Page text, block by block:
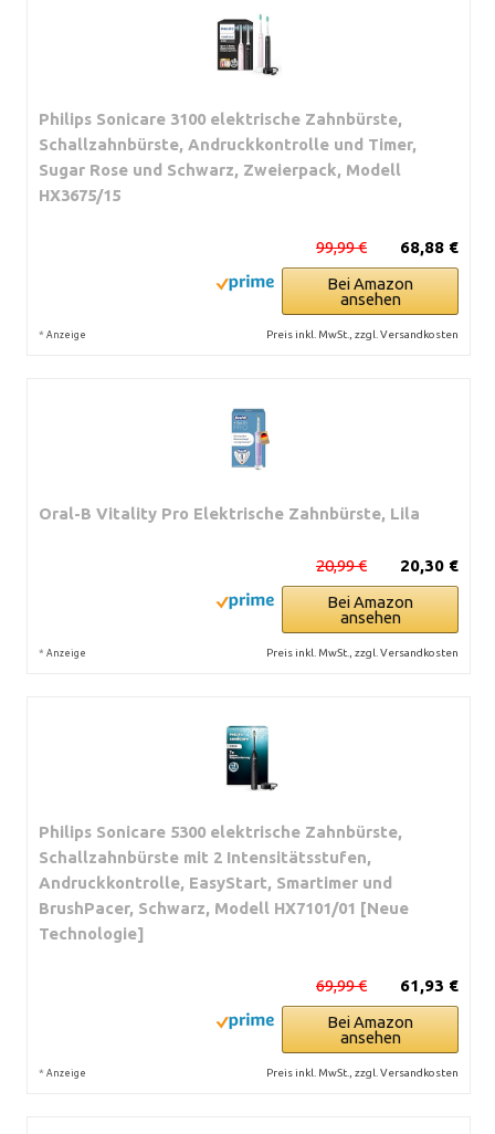
Philips Sonicare 3100 elektrische Zahnbürste,
Schallzahnbürste, Andruckkontrolle und Timer,
Sugar Rose und Schwarz, Zweierpack, Modell
HX3675/15
68,88 €
99,99 €
Bei Amazon
ansehen
* Anzeige Preis inkl. MwSt., zzgl. Versandkosten
Oral-B Vitality Pro Elektrische Zahnbürste, Lila
20,30 €
20,99 €
Bei Amazon
ansehen
* Anzeige Preis inkl. MwSt., zzgl. Versandkosten
Philips Sonicare 5300 elektrische Zahnbürste,
Schallzahnbürste mit 2 Intensitätsstufen,
Andruckkontrolle, EasyStart, Smartimer und
BrushPacer, Schwarz, Modell HX7101/01 [Neue
Technologie]
61,93 €
69,99 €
Bei Amazon
ansehen
* Anzeige Preis inkl. MwSt., zzgl. Versandkosten